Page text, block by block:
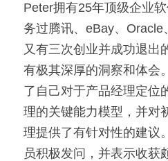
Peter拥有25年顶级企业
务过腾讯、eBay、Oracle
又有三次创业并成功退出
有极其深厚的洞察和体会
了自己对于产品经理定位
理的关键能力模型，并对
理提供了有针对性的建议
员积极发问，并表示收获